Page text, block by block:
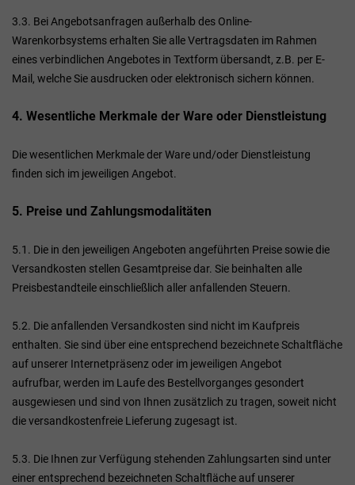
3.3. Bei Angebotsanfragen außerhalb des Online-
Warenkorbsystems erhalten Sie alle Vertragsdaten im Rahmen
eines verbindlichen Angebotes in Textform übersandt, z.B. per E-
Mail, welche Sie ausdrucken oder elektronisch sichern können.
4. Wesentliche Merkmale der Ware oder Dienstleistung
Die wesentlichen Merkmale der Ware und/oder Dienstleistung
finden sich im jeweiligen Angebot.
5. Preise und Zahlungsmodalitäten
5.1. Die in den jeweiligen Angeboten angeführten Preise sowie die
Versandkosten stellen Gesamtpreise dar. Sie beinhalten alle
Preisbestandteile einschließlich aller anfallenden Steuern.
5.2. Die anfallenden Versandkosten sind nicht im Kaufpreis
enthalten. Sie sind über eine entsprechend bezeichnete Schaltfläche
auf unserer Internetpräsenz oder im jeweiligen Angebot
aufrufbar, werden im Laufe des Bestellvorganges gesondert
ausgewiesen und sind von Ihnen zusätzlich zu tragen, soweit nicht
die versandkostenfreie Lieferung zugesagt ist.
5.3. Die Ihnen zur Verfügung stehenden Zahlungsarten sind unter
einer entsprechend bezeichneten Schaltfläche auf unserer